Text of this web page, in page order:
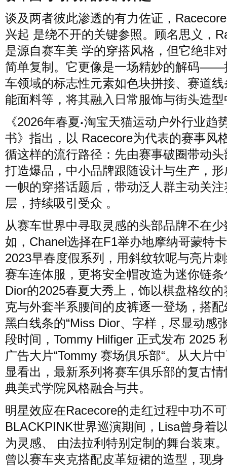
短片 时事 潮流 艺术
谈及两者彼此渗透的有力佐证，
兴起 是绕不开的关键参照。顾名思义，
是源自赛车美 学的穿搭风格，但它绝非
简单复制。它更像是一场精妙的解码——
车领域的标志性元素如色块拼接、赛道
能面料等，将其融入日常服饰与街头造型
《2026年春夏·淘宝天猫运动户外行业趋
书》指出，以 Racecore为代表的赛事风
循这样的流行路径：先由赛事破圈带动
打造爆品，中小品牌跟随设计与生产，
一帜的穿搭话题后，带动泛人群主动关
层，持续吸引受众 。
从赛车世界中寻取灵感的头部品牌不在
如，Chanel选择在F1举办地摩纳哥蒙特
2023早春度假系列，用斜纹软呢与亮片
赛车连体服，更将安全帽改造为迷你链条
Dior的2025春夏大秀上，饰以棋盘格纹的
克与外套半系腰间的皮裤逐一登场，搭
黑白线条的“Miss Dior、字样，尽显动感
段时间，Tommy Hilfiger 正式发布 2025
广告大片“Tommy 赛场俱乐部“。从大片
显看出，最新系列将赛车俱乐部的复古
典美式学院风格融合与共。
明星效应在Racecore的走红过程中功不
BLACKPINK世界巡演期间，Lisa曾身着
为灵感、 由法拉利特别定制的舞台装束
曾以赛车夹克搭配皮革短裙的造型，现